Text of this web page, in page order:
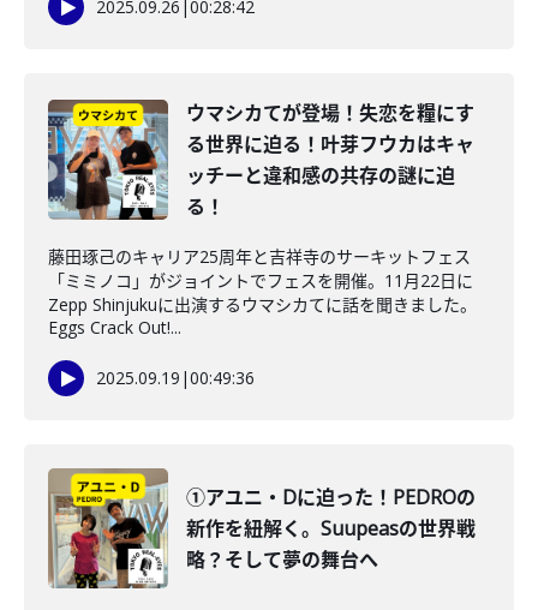
2025.09.26 |00:28:42
ウマシカてが登場！失恋を糧にす
る世界に迫る！叶芽フウカはキャ
ッチーと違和感の共存の謎に迫
る！
藤田琢己のキャリア25周年と吉祥寺のサーキットフェス
「ミミノコ」がジョイントでフェスを開催。11月22日に
Zepp Shinjukuに出演するウマシカてに話を聞きました。
Eggs Crack Out!...
2025.09.19 |00:49:36
①アユニ・Dに迫った！PEDROの
新作を紐解く。Suupeasの世界戦
略？そして夢の舞台へ